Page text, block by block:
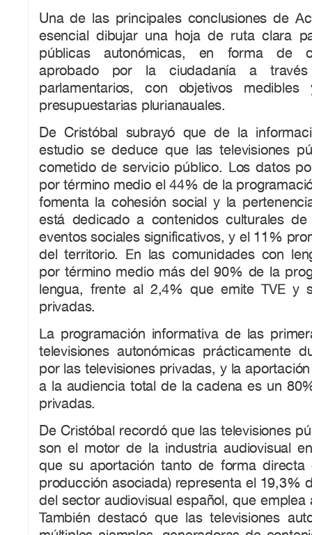
Una de las principales conclusiones de
esencial dibujar una hoja de ruta clara
públicas autonómicas, en forma de
aprobado por la ciudadanía a
parlamentarios, con objetivos
presupuestarias plurianauales.
De Cristóbal subrayó que de la
estudio se deduce que las televisiones
cometido de servicio público. Los datos
por término medio el 44% de la
fomenta la cohesión social y la
está dedicado a contenidos culturales
eventos sociales significativos, y el 11%
del territorio. En las comunidades con
por término medio más del 90% de la
lengua, frente al 2,4% que emite TVE y
privadas.
La programación informativa de las
televisiones autonómicas prácticamente
por las televisiones privadas, y la
a la audiencia total de la cadena es un
privadas.
De Cristóbal recordó que las televisiones
son el motor de la industria audiovisual
que su aportación tanto de forma directa
producción asociada) representa el 19,3%
del sector audiovisual español, que emplea
También destacó que las televisiones